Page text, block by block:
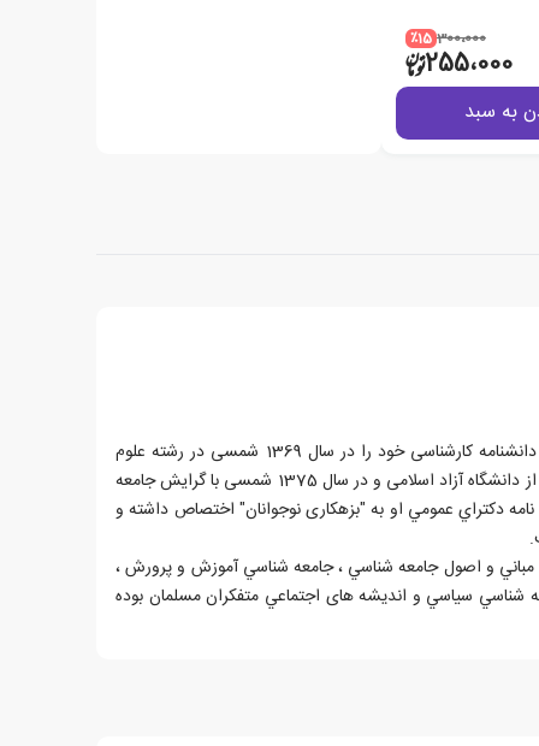
300،000 ٪15
255،000
به سبد
عباس محمدی اصل در سال 1346 شمسی در شهرری تهران متولد شد. پس از اخذ دیپلم متوسطه در رشته علوم انسانی در سال 1364 شمسی، دانشنامه کارشناسی خود را در سال 1369 شمسی در رشته علوم
اجتماعی با گرایش برنامه ریزی اجتماعی از دانشگاه علامه طباطبائی و دانشنامه های کارشناسی ارشد را در سال 1372 شمسی با گرایش مردم شناسی از دانشگاه آزاد اسلامی و در سال 1375 شمسی با گرایش جامعه
دانشگاه شد. پایان نامه دكتراي عمومي او به "بزهکاری نوجوانان" اختصاص داشته و
چون مباني و اصول جامعه شناسي ، جامعه شناسي آموزش و پرورش ،
شناسي سياسي و انديشه های اجتماعي متفكران مسلمان بوده